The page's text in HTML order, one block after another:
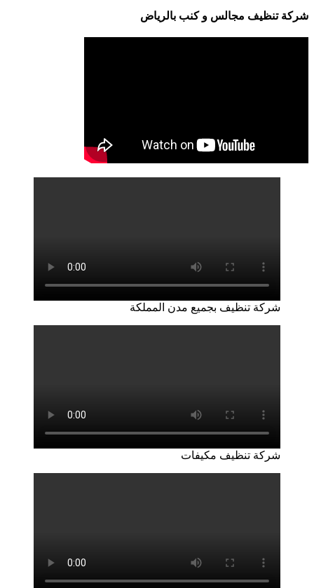
شركة تنظيف مجالس و كنب بالرياض
شركة تنظيف بجميع مدن المملكة
شركة تنظيف مكيفات